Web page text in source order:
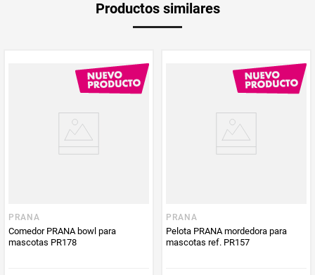
Productos similares
PRANA
Comedor PRANA bowl para
mascotas PR178
PRANA
Pelota PRANA mordedora para
mascotas ref. PR157